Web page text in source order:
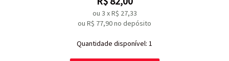
ou 3 xR$ 27,33
ou R$ 77,90no depósito
Quantidade disponível: 1